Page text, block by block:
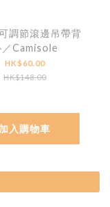
調節滾邊吊帶背
／Camisole
HK$60.00
HK$148.00
加入購物車